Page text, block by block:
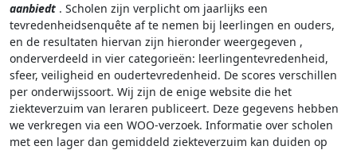
aanbiedt . Scholen zijn verplicht om jaarlijks een
tevredenheidsenquête af te nemen bij leerlingen en ouders,
en de resultaten hiervan zijn hieronder weergegeven ,
onderverdeeld in vier categorieën: leerlingentevredenheid,
sfeer, veiligheid en oudertevredenheid. De scores verschillen
per onderwijssoort. Wij zijn de enige website die het
ziekteverzuim van leraren publiceert. Deze gegevens hebben
we verkregen via een WOO-verzoek. Informatie over scholen
met een lager dan gemiddeld ziekteverzuim kan duiden op